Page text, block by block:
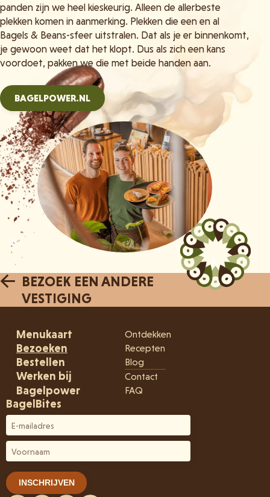
panden zijn we heel kieskeurig. Alleen de allerbeste
plekken komen in aanmerking. Plekken die een en al
Bagels & Beans-sfeer uitstralen. Dat als je er binnenkomt,
je gewoon weet dat het klopt. Dus als zich een kans
voordoet, pakken we die met beide handen aan.
BAGELPOWER.NL
BEZOEK EEN ANDERE
VESTIGING
Menukaart
Bezoeken
Bestellen
Werken bij
Bagelpower
Ontdekken
Recepten
Blog
Contact
FAQ
BagelBites